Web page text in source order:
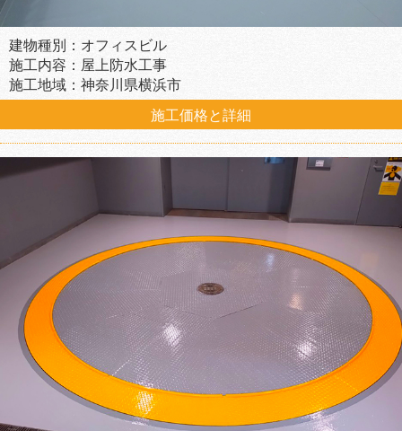
建物種別：オフィスビル
施工内容：屋上防水工事
施工地域：神奈川県横浜市
施工価格と詳細